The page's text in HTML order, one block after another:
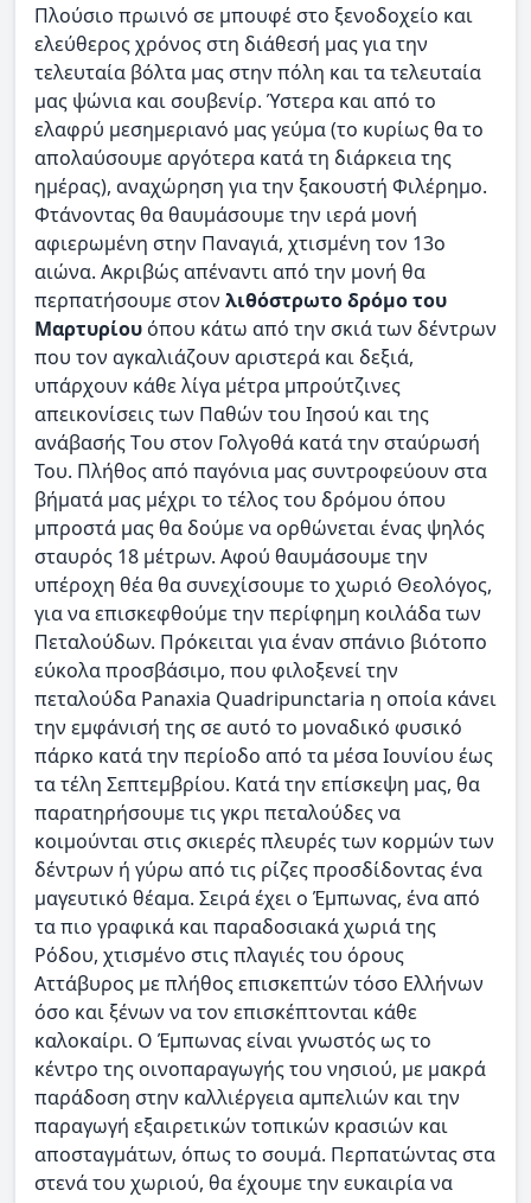
Πλούσιο πρωινό σε μπουφέ στο ξενοδοχείο και
ελεύθερος χρόνος στη διάθεσή μας για την
τελευταία βόλτα μας στην πόλη και τα τελευταία
μας ψώνια και σουβενίρ. Ύστερα και από το
ελαφρύ μεσημεριανό μας γεύμα (το κυρίως θα το
απολαύσουμε αργότερα κατά τη διάρκεια της
ημέρας), αναχώρηση για την ξακουστή Φιλέρημο.
Φτάνοντας θα θαυμάσουμε την ιερά μονή
αφιερωμένη στην Παναγιά, χτισμένη τον 13ο
αιώνα. Ακριβώς απέναντι από την μονή θα
περπατήσουμε στον λιθόστρωτο δρόμο του
Μαρτυρίου όπου κάτω από την σκιά των δέντρων
που τον αγκαλιάζουν αριστερά και δεξιά,
υπάρχουν κάθε λίγα μέτρα μπρούτζινες
απεικονίσεις των Παθών του Ιησού και της
ανάβασής Tου στον Γολγοθά κατά την σταύρωσή
Του. Πλήθος από παγόνια μας συντροφεύουν στα
βήματά μας μέχρι το τέλος του δρόμου όπου
μπροστά μας θα δούμε να ορθώνεται ένας ψηλός
σταυρός 18 μέτρων. Αφού θαυμάσουμε την
υπέροχη θέα θα συνεχίσουμε το χωριό Θεολόγος,
για να επισκεφθούμε την περίφημη κοιλάδα των
Πεταλούδων. Πρόκειται για έναν σπάνιο βιότοπο
εύκολα προσβάσιμο, που φιλοξενεί την
πεταλούδα Panaxia Quadripunctaria η οποία κάνει
την εμφάνισή της σε αυτό το μοναδικό φυσικό
πάρκο κατά την περίοδο από τα μέσα Ιουνίου έως
τα τέλη Σεπτεμβρίου. Κατά την επίσκεψη μας, θα
παρατηρήσουμε τις γκρι πεταλούδες να
κοιμούνται στις σκιερές πλευρές των κορμών των
δέντρων ή γύρω από τις ρίζες προσδίδοντας ένα
μαγευτικό θέαμα. Σειρά έχει ο Έμπωνας, ένα από
τα πιο γραφικά και παραδοσιακά χωριά της
Ρόδου, χτισμένο στις πλαγιές του όρους
Αττάβυρος με πλήθος επισκεπτών τόσο Ελλήνων
όσο και ξένων να τον επισκέπτονται κάθε
καλοκαίρι. Ο Έμπωνας είναι γνωστός ως το
κέντρο της οινοπαραγωγής του νησιού, με μακρά
παράδοση στην καλλιέργεια αμπελιών και την
παραγωγή εξαιρετικών τοπικών κρασιών και
αποσταγμάτων, όπως το σουμά. Περπατώντας στα
στενά του χωριού, θα έχουμε την ευκαιρία να